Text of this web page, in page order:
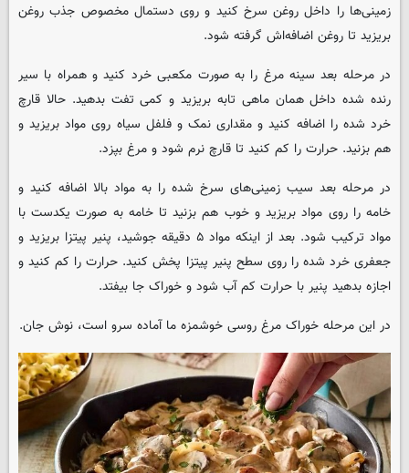
زمینی‌ها را داخل روغن سرخ کنید و روی دستمال مخصوص جذب روغن
بریزید تا روغن اضافه‌اش گرفته شود.
در مرحله بعد سینه مرغ را به صورت مکعبی خرد کنید و همراه با سیر
رنده شده داخل همان ماهی تابه بریزید و کمی تفت بدهید. حالا قارچ
خرد شده را اضافه کنید و مقداری نمک و فلفل سیاه روی مواد بریزید و
هم بزنید. حرارت را کم کنید تا قارچ نرم شود و مرغ بپزد.
در مرحله بعد سیب زمینی‌های سرخ شده را به مواد بالا اضافه کنید و
خامه را روی مواد بریزید و خوب هم بزنید تا خامه به صورت یکدست با
مواد ترکیب شود. بعد از اینکه مواد ۵ دقیقه جوشید، پنیر پیتزا بریزید و
جعفری خرد شده را روی سطح پنیر پیتزا پخش کنید. حرارت را کم کنید و
اجازه بدهید پنیر با حرارت کم آب شود و خوراک جا بیفتد.
در این مرحله خوراک مرغ روسی خوشمزه ما آماده سرو است، نوش جان.